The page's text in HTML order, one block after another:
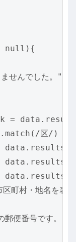
null){
んでした。");
=
区/) )
町村・地名を表
便番号です。");